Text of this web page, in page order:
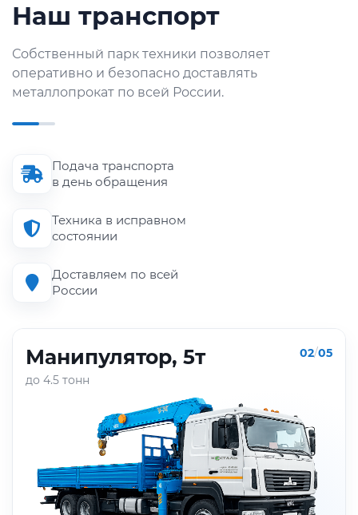
Наш транспорт
Собственный парк техники позволяет
оперативно и безопасно доставлять
металлопрокат по всей России.
Подача транспорта
в день обращения
Техника в исправном
состоянии
Доставляем по всей
России
Манипулятор, 5т
до 4.5 тонн
02/05